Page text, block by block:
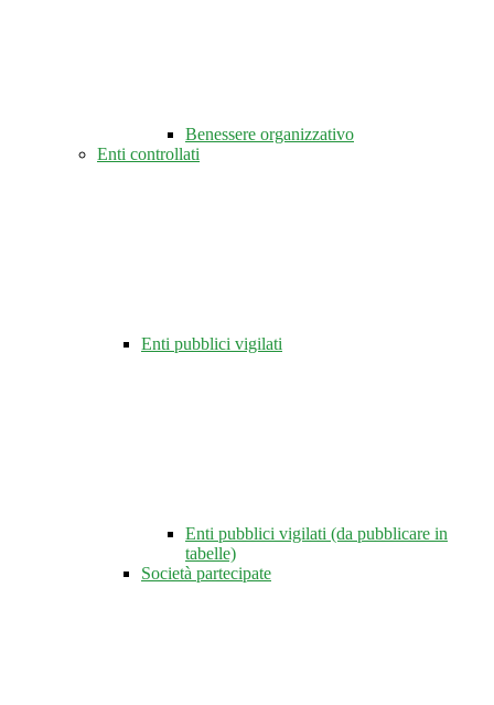
Benessere organizzativo
Enti controllati
Enti pubblici vigilati
Enti pubblici vigilati (da pubblicare in
tabelle)
Società partecipate